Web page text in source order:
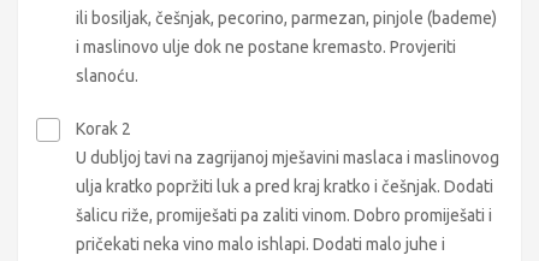
ili bosiljak, češnjak, pecorino, parmezan, pinjole (bademe)
i maslinovo ulje dok ne postane kremasto. Provjeriti
slanoću.
Korak 2
U dubljoj tavi na zagrijanoj mješavini maslaca i maslinovog
ulja kratko popržiti luk a pred kraj kratko i češnjak. Dodati
šalicu riže, promiješati pa zaliti vinom. Dobro promiješati i
pričekati neka vino malo ishlapi. Dodati malo juhe i